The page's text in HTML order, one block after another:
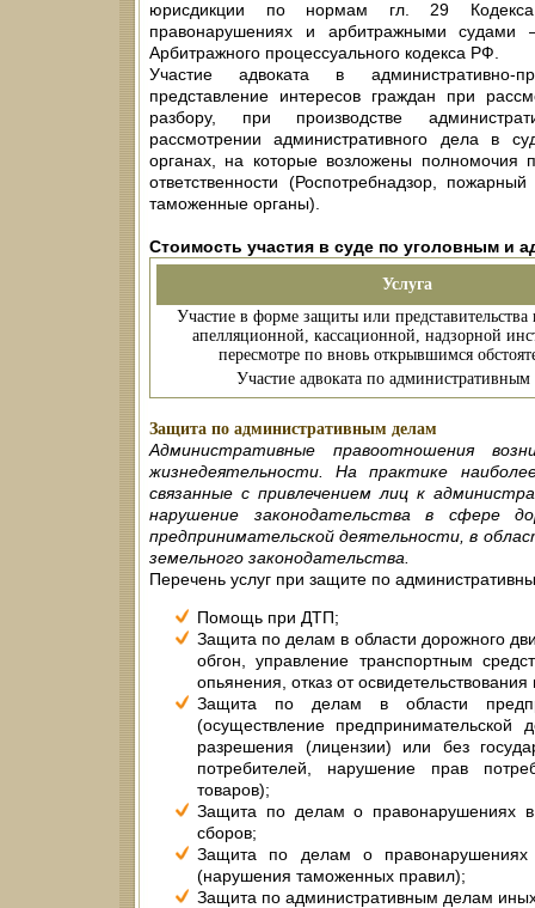
юрисдикции по нормам гл. 29
правонарушениях и арбитражными
Арбитражного процессуального кодекса РФ.
Участие адвоката в административно-
представление интересов граждан при
разбору, при производстве
рассмотрении административного дела в
органах, на которые возложены полномочия
ответственности (Роспотребнадзор,
таможенные органы).
Стоимость участия в суде по уголовным и
Услуга
Участие в форме защиты или представительства
апелляционной, кассационной, надзорной
пересмотре по вновь открывшимся
Участие адвоката по административным
Защита по административным делам
Административные правоотношения
жизнедеятельности. На практике
связанные с привлечением лиц к
нарушение законодательства в сфере
предпринимательской деятельности, в
земельного законодательства.
Перечень услуг при защите по
Помощь при ДТП;
Защита по делам в области дорожного
обгон, управление транспортным
опьянения, отказ от освидетельствования
Защита по делам в области
(осуществление предпринимательской
разрешения (лицензии) или без
потребителей, нарушение прав
товаров);
Защита по делам о правонарушениях
сборов;
Защита по делам о правонарушениях
(нарушения таможенных правил);
Защита по административным делам иных